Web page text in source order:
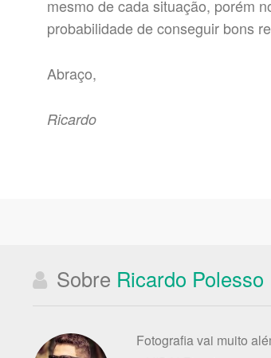
mesmo de cada situação, porém
probabilidade de conseguir bons
Abraço,
Ricardo
Sobre Ricardo Polesso
Fotografia vai muito